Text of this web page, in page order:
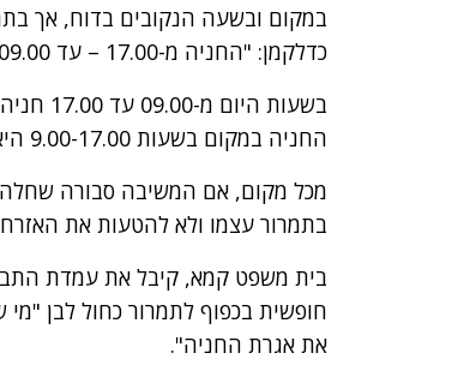
במקום ובשעה הנקובים בדוח, אך
כדלקמן: "החניה מ-17.00 – עד 09.00 ולמחרת מותרת לרכב בעל תו חניה אזורי.
בשעות
החניה במקום בשעות 9.00-17.00 היא חופשית והוראת תמרור זה, גוברת על הסימון כחול לבן.
מכל מקום, אם המשיבה סבורה שחלה
בתמרור עצמו ולא להטעות את
בית משפט קמא, קיבל את עמדת
חופשית בכפוף לתמרור כחול לבן
את אגרת החניה".